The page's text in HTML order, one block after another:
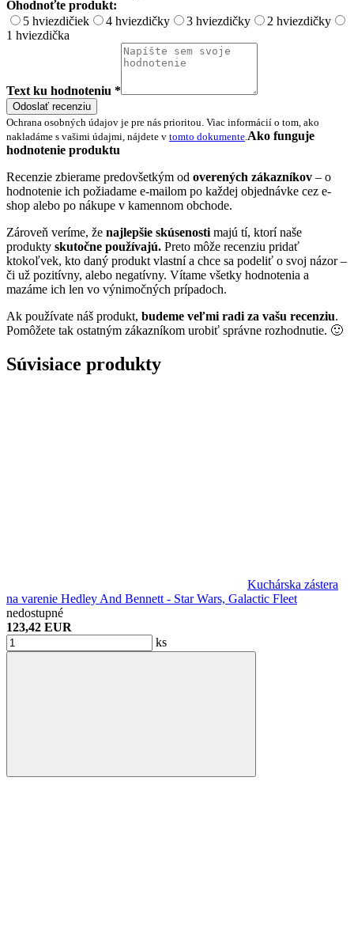
Ohodnoťte produkt:
5 hviezdičiek
4 hviezdičky 3 hviezdičky
2 hviezdičky
1 hviezdička
Text ku hodnoteniu *
Odoslať recenziu
Ochrana osobných údajov je pre nás prioritou. Viac informácií o tom, ako
nakladáme s vašimi údajmi, nájdete v tomto dokumente.Ako funguje
hodnotenie produktu
Recenzie zbierame predovšetkým od overených zákazníkov – o
hodnotenie ich požiadame e-mailom po každej objednávke cez e-
shop alebo po nákupe v kamennom obchode.
Zároveň veríme, že najlepšie skúsenosti majú tí, ktorí naše
produkty skutočne používajú. Preto môže recenziu pridať
ktokoľvek, kto daný produkt vlastní a chce sa podeliť o svoj názor –
či už pozitívny, alebo negatívny. Vítame všetky hodnotenia a
mazáme ich len vo výnimočných prípadoch.
Ak používate náš produkt, budeme veľmi radi za vašu recenziu.
Pomôžete tak ostatným zákazníkom urobiť správne rozhodnutie. 🙂
Súvisiace produkty
Kuchárska zástera
na varenie Hedley And Bennett - Star Wars, Galactic Fleet
nedostupné
123,42 EUR
ks